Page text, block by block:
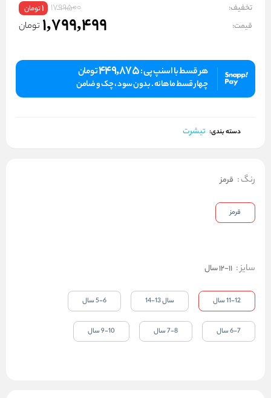
تخفیف: 1799500
1تومان
قیمت: 1,799,499 تومان
هر قسط با اسنپ پی :449,875تومان
چهار قسط ماهانه . بدون سود ، چک و ضامن
دسته بندی: تیشرت
رنگ: قرمز
قرمز
سایز: 11-12 سال
11-12 سال سال 13-14 5-6 سال
6-7 سال 7-8 سال 9-10 سال